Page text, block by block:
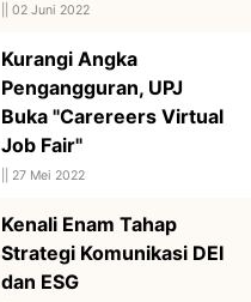
02 Juni 2022
Kurangi Angka
Pengangguran, UPJ
Buka "Carereers Virtual
Job Fair"
27 Mei 2022
Kenali Enam Tahap
Strategi Komunikasi DEI
dan ESG